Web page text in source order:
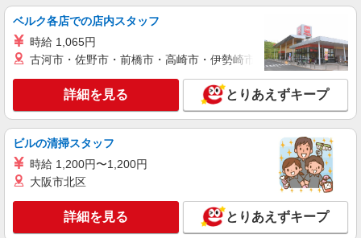
キープ 詳細を見る
派遣社員
パーソルファクトリーパートナーズ株式会社
部品の組付け・検査（日勤／2交替）
＜日勤の場合＞ 時給1600円 ※交通費全額支給
（規定あり） 【月収例】31.5万円（21日勤務＋残
業20h＋休出1日） ＜2交替の場合＞ 基本時給1600
円・深夜時給2000円 ※交通費全額支給（規定あ
り） 【月収例】33.8万円（21日勤務＋残業20h＋
キープ 詳細を見る
パーソルファクトリーパートナーズ株式会社
ベルク各店での店内スタッフ
時給 1,065円
古河市・佐野市・前橋市・高崎市・伊勢崎市・太田市・館林市
詳細を見る とりあえずキープ
ビルの清掃スタッフ
時給 1,200円〜1,200円
大阪市北区
詳細を見る とりあえずキープ